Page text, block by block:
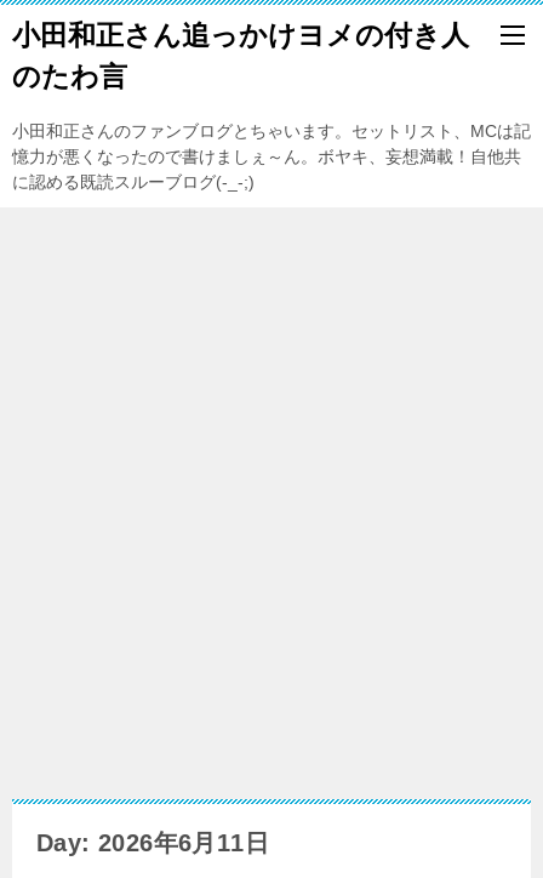
小田和正さん追っかけヨメの付き人
のたわ言
小田和正さんのファンブログとちゃいます。セットリスト、MCは記
憶力が悪くなったので書けましぇ～ん。ボヤキ、妄想満載！自他共
に認める既読スルーブログ(-_-;)
Day: 2026年6月11日